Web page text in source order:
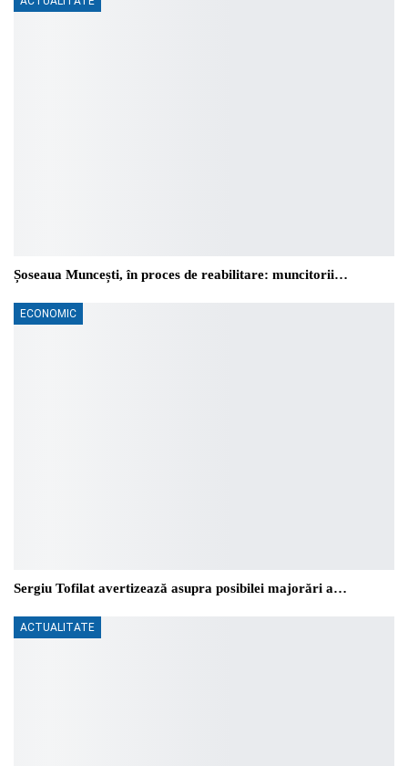
Șoseaua Muncești, în proces de reabilitare: muncitorii…
ECONOMIC
Sergiu Tofilat avertizează asupra posibilei majorări a…
ACTUALITATE